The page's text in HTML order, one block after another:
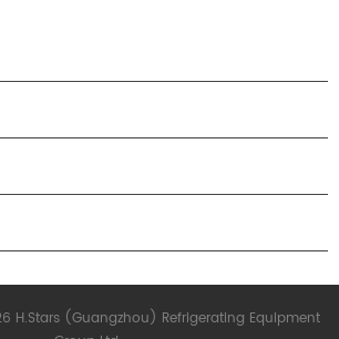
H.Stars (Guangzhou) Refrigerating Equipment